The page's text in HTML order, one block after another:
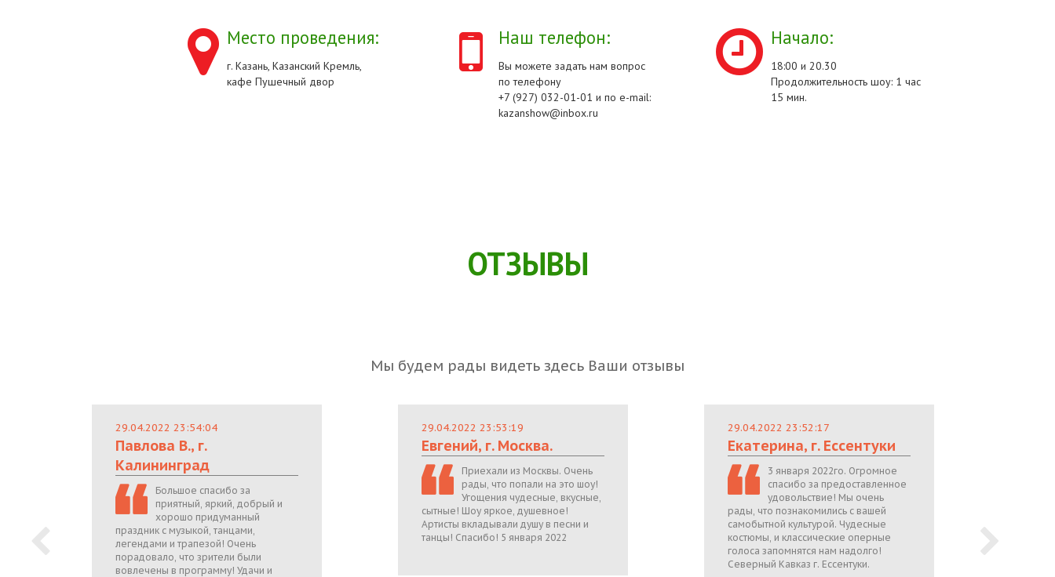
Место проведения:
г. Казань, Казанский Кремль,
кафе Пушечный двор
Наш телефон:
Вы можете задать нам вопрос
по телефону
+7 (927) 032-01-01 и по e-mail:
kazanshow@inbox.ru
Начало:
18:00 и 20.30
Продолжительность шоу: 1 час
15 мин.
ОТЗЫВЫ
Мы будем рады видеть здесь Ваши отзывы
29.04.2022 23:54:04
Павлова В., г.
Калининград
Большое спасибо за
приятный, яркий, добрый и
хорошо придуманный
праздник с музыкой, танцами,
легендами и трапезой! Очень
порадовало, что зрители были
вовлечены в программу! Удачи и
29.04.2022 23:53:19
Евгений, г. Москва.
Приехали из Москвы. Очень
рады, что попали на это шоу!
Угощения чудесные, вкусные,
сытные! Шоу яркое, душевное!
Артисты вкладывали душу в песни и
танцы! Спасибо! 5 января 2022
29.04.2022 23:52:17
Екатерина, г. Ессентуки
3 января 2022го. Огромное
спасибо за предоставленное
удовольствие! Мы очень
рады, что познакомились с вашей
самобытной культурой. Чудесные
костюмы, и классические оперные
голоса запомнятся нам надолго!
Северный Кавказ г. Ессентуки.